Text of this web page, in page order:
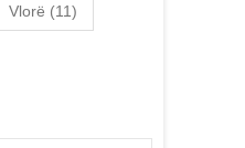
Vlorë (11)